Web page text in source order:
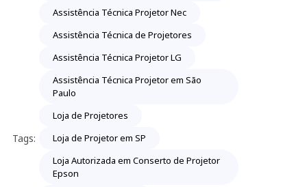
Tags:
Assistência Técnica Projetor Nec
Assistência Técnica de Projetores
Assistência Técnica Projetor LG
Assistência Técnica Projetor em São
Paulo
Loja de Projetores
Loja de Projetor em SP
Loja Autorizada em Conserto de Projetor
Epson